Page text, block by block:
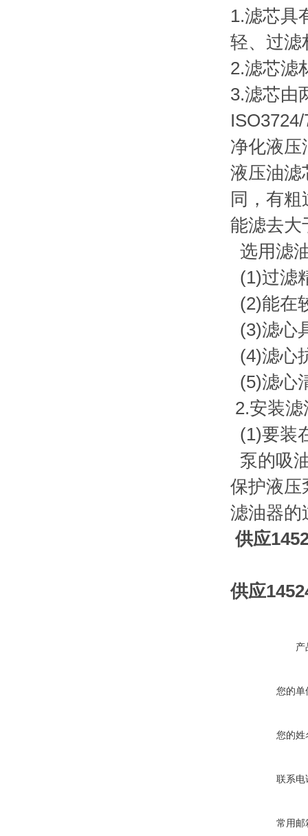
1.滤芯具
轻、过滤
2.滤芯滤
3.滤芯由
净化液压
液压油滤
同，有
能滤去大
选用滤
(1)过滤
(2)能在
(3)滤心
(4)滤心
(5)滤心
2.安装
(1)要装
泵的吸
保护液压
滤油器的
供应
供应
产
您的单
您的姓
联系电
常用邮